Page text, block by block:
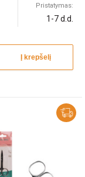
Pristatymas:
1-7 d.d.
Į krepšelį